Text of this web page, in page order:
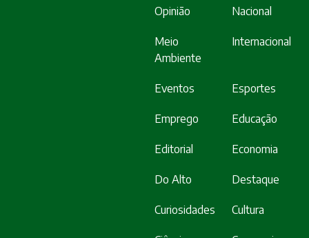
Opinião Nacional
Meio
Ambiente
Internacional
Eventos Esportes
Emprego Educação
Editorial Economia
Do Alto Destaque
Curiosidades Cultura